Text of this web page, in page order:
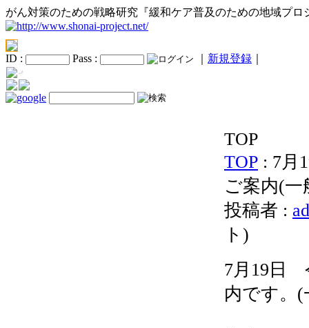
がん対策のための戦略研究『緩和ケア普及のための地域プロ
ID : Pass : 新規登録
TOP
TOP : 7月
ご案内(
投稿者 :
ト )
7月19日
内です。